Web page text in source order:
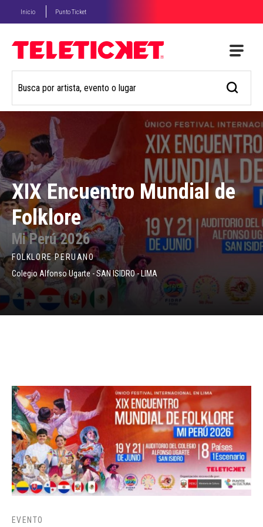
Inicio Punto Ticket
XIX Encuentro Mundial de
Folklore
Mi Perú 2026
FOLKLORE PERUANO
Colegio Alfonso Ugarte - SAN ISIDRO - LIMA
EVENTO